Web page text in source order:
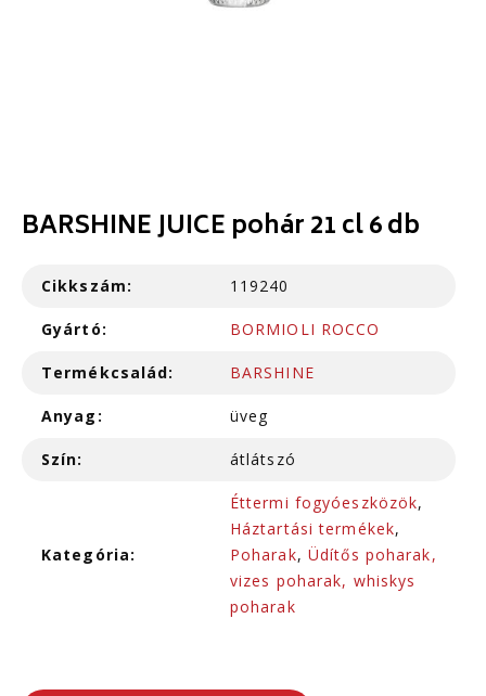
BARSHINE JUICE pohár 21 cl 6 db
Cikkszám: 119240
Gyártó: BORMIOLI ROCCO
Termékcsalád: BARSHINE
Anyag: üveg
Szín: átlátszó
Kategória:
Éttermi fogyóeszközök,
Háztartási termékek,
Poharak, Üdítős poharak,
vizes poharak, whiskys
poharak